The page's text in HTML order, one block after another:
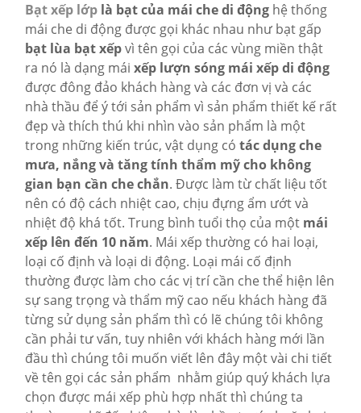
Bạt xếp lớp là bạt của mái che di động hệ thống
mái che di động được gọi khác nhau như bạt gấp
bạt lùa bạt xếpvì tên gọi của các vùng miền thật
ra nó là dạng mái xếp lượn sóng mái xếp di động
được đông đảo khách hàng và các đơn vị và các
nhà thầu để ý tới sản phẩm vì sản phẩm thiết kế rất
đẹp và thích thú khi nhìn vào sản phẩm là một
trong những kiến trúc, vật dụng có tác dụng che
mưa, nắng và tăng tính thẩm mỹ cho không
gian bạn cần che chắn. Được làm từ chất liệu tốt
nên có độ cách nhiệt cao, chịu đựng ẩm ướt và
nhiệt độ khá tốt. Trung bình tuổi thọ của một mái
xếp lên đến 10 năm. Mái xếp thường có hai loại,
loại cố định và loại di động. Loại mái cố định
thường được làm cho các vị trí cần che thể hiện lên
sự sang trọng và thẩm mỹ cao nếu khách hàng đã
từng sử dụng sản phẩm thì có lẽ chúng tôi không
cần phải tư vấn, tuy nhiên với khách hàng mới lần
đầu thì chúng tôi muốn viết lên đây một vài chi tiết
về tên gọi các sản phẩm nhằm giúp quý khách lựa
chọn được mái xếp phù hợp nhất thì chúng ta